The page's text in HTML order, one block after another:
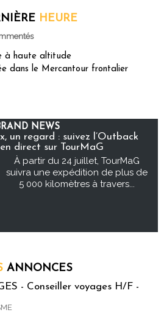
HEURE
à haute altitude
dans le Mercantour frontalier
NEWS
un regard : suivez l’Outback
direct sur TourMaG
À partir du 24 juillet, TourMaG
suivra une expédition de plus de
5 000 kilomètres à travers...
ANNONCES
- Conseiller voyages H/F -